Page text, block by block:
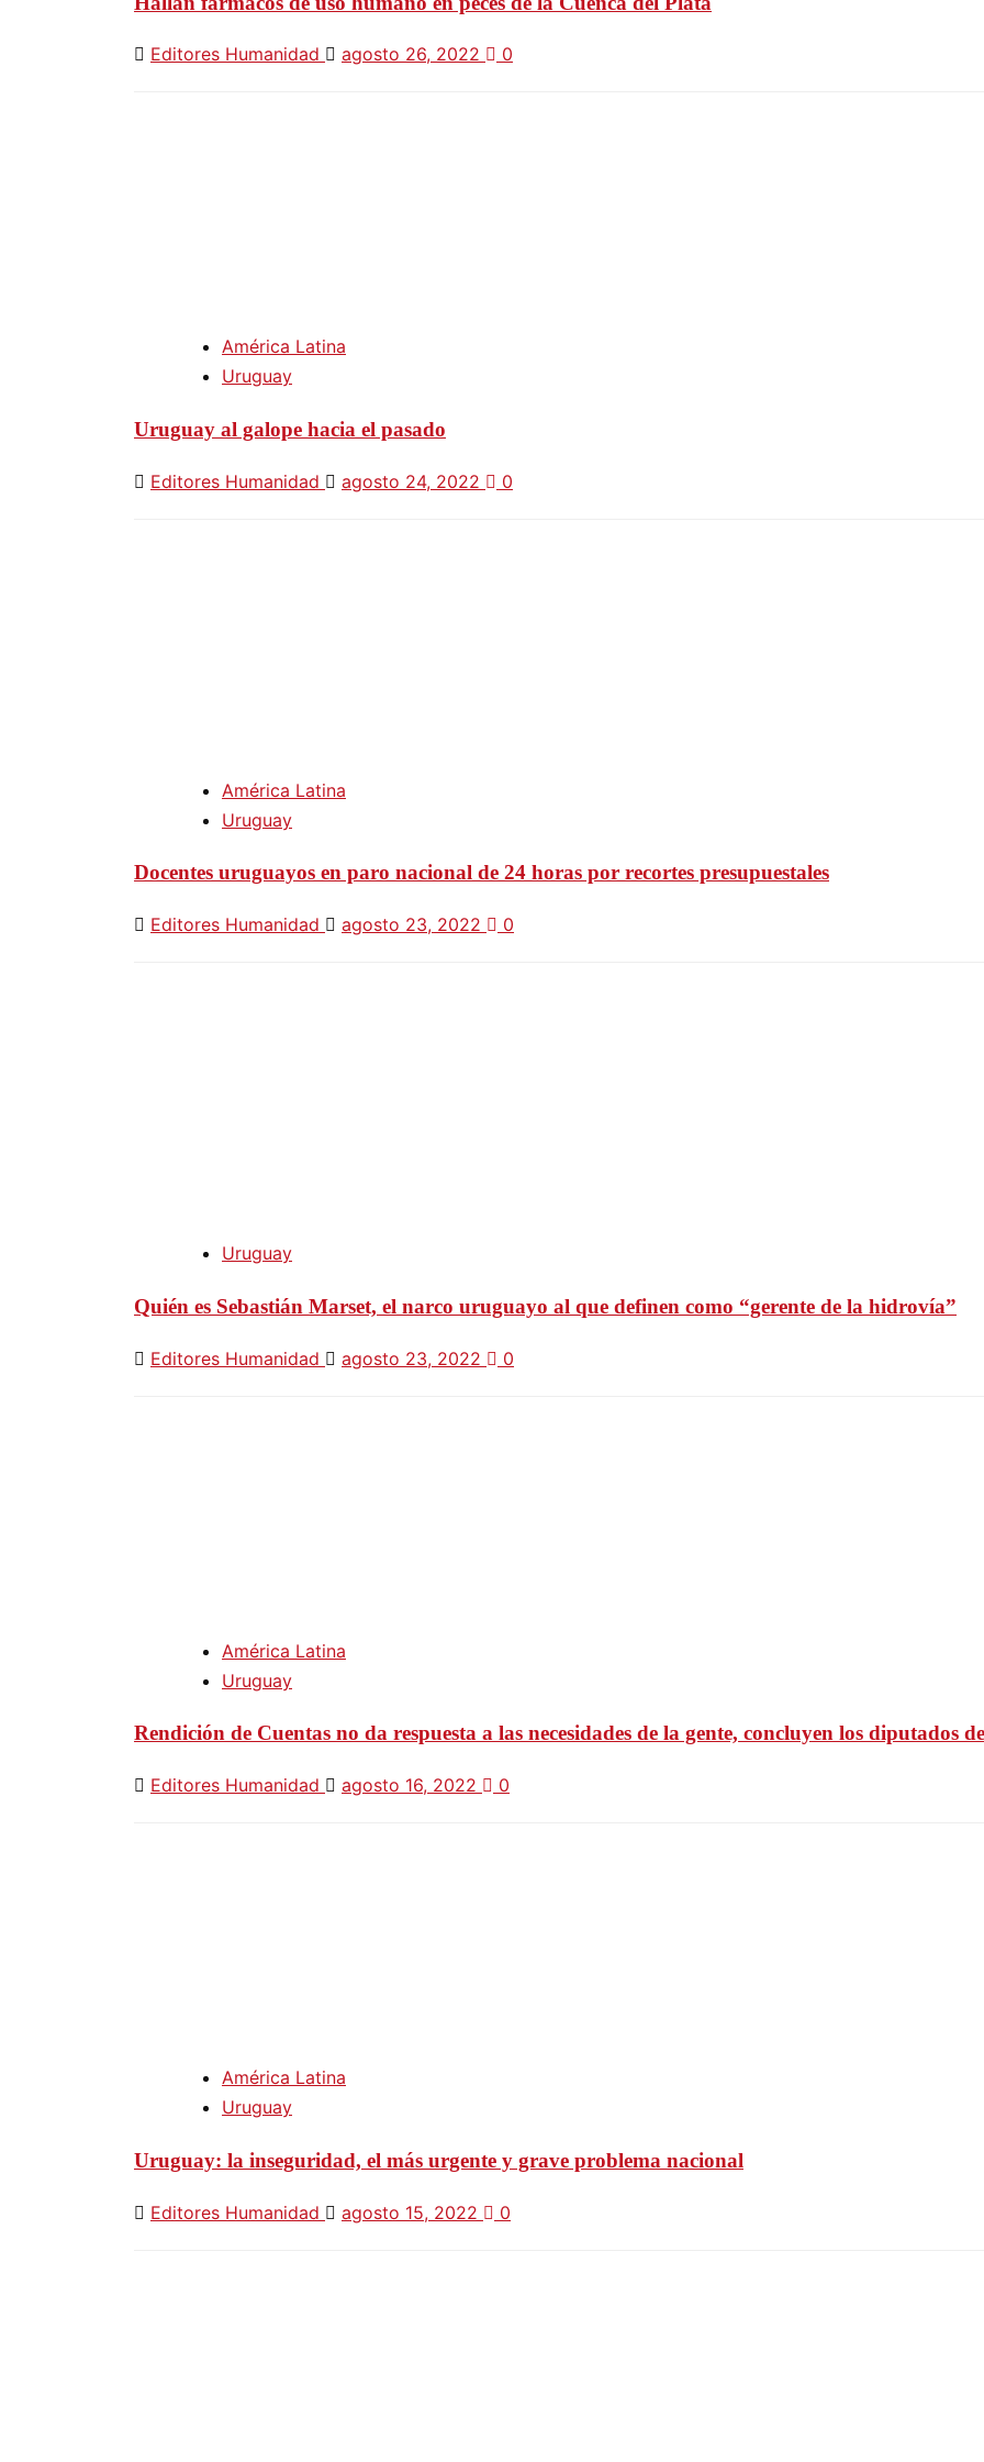
Editores Humanidad agosto 26, 2022 0
América Latina
Uruguay
Uruguay al galope hacia el pasado
Editores Humanidad agosto 24, 2022 0
América Latina
Uruguay
Docentes uruguayos en paro nacional de 24 horas por recortes presupuestales
Editores Humanidad agosto 23, 2022 0
Uruguay
Quién es Sebastián Marset, el narco uruguayo al que definen como “gerente de la hidrovía”
Editores Humanidad agosto 23, 2022 0
América Latina
Uruguay
Rendición de Cuentas no da respuesta a las necesidades de la gente, concluyen los diputados
Editores Humanidad agosto 16, 2022 0
América Latina
Uruguay
Uruguay: la inseguridad, el más urgente y grave problema nacional
Editores Humanidad agosto 15, 2022 0